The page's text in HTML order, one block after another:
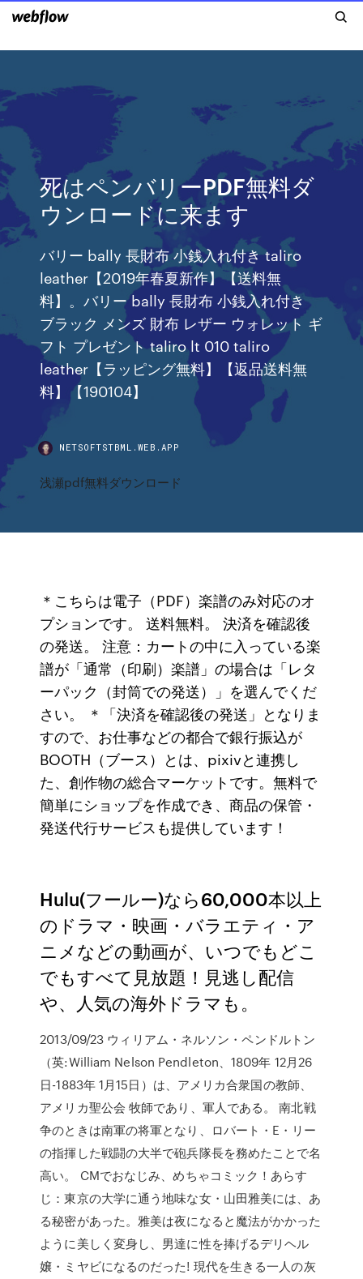
死はペンバリーPDF無料ダ
ウンロードに来ます
バリー bally 長財布 小銭入れ付き taliro
leather【2019年春夏新作】【送料無
料】。バリー bally 長財布 小銭入れ付き
ブラック メンズ 財布 レザー ウォレット ギ
フト プレゼント taliro lt 010 taliro
leather【ラッピング無料】【返品送料無
料】【190104】
NETSOFTSTBML.WEB.APP
浅瀬pdf無料ダウンロード
＊こちらは電子（PDF）楽譜のみ対応のオ
プションです。 送料無料。 決済を確認後
の発送。 注意：カートの中に入っている楽
譜が「通常（印刷）楽譜」の場合は「レタ
ーパック（封筒での発送）」を選んでくだ
さい。 ＊「決済を確認後の発送」となりま
すので、お仕事などの都合で銀行振込が
BOOTH（ブース）とは、pixivと連携し
た、創作物の総合マーケットです。無料で
簡単にショップを作成でき、商品の保管・
発送代行サービスも提供しています！
Hulu(フールー)なら60,000本以上
のドラマ・映画・バラエティ・ア
ニメなどの動画が、いつでもどこ
でもすべて見放題！見逃し配信
や、人気の海外ドラマも。
2013/09/23 ウィリアム・ネルソン・ペンドルトン
（英:William Nelson Pendleton、1809年 12月26
日-1883年 1月15日）は、アメリカ合衆国の教師、
アメリカ聖公会 牧師であり、軍人である。 南北戦
争のときは南軍の将軍となり、ロバート・E・リー
の指揮した戦闘の大半で砲兵隊長を務めたことで名
高い。 CMでおなじみ、めちゃコミック！あらす
じ：東京の大学に通う地味な女・山田雅美には、あ
る秘密があった。雅美は夜になると魔法がかかった
ように美しく変身し、男達に性を捧げるデリヘル
嬢・ミヤビになるのだった! 現代を生きる一人の灰